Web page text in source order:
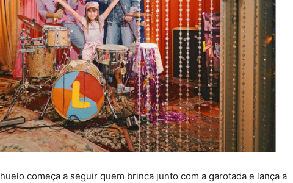
começa a seguir quem brinca junto com a garotada e lança a